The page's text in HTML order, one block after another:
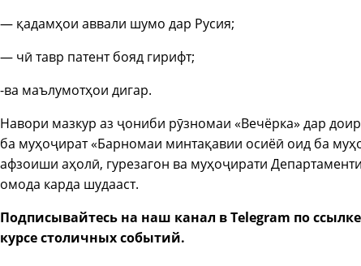
— қадамҳои аввали шумо дар Русия;
— чӣ тавр патент бояд гирифт;
-ва маълумотҳои дигар.
Навори мазкур аз ҷониби рӯзномаи «Вечёрка» дар
ба муҳоҷират «Барномаи минтақавии осиёӣ оид ба
афзоиши аҳолӣ, гурезагон ва муҳоҷирати
омода карда шудааст.
Подписывайтесь на наш канал в Telegram по ссылке
курсе столичных событий.